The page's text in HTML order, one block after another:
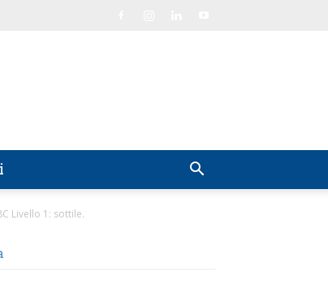
Livello 1: sottile.